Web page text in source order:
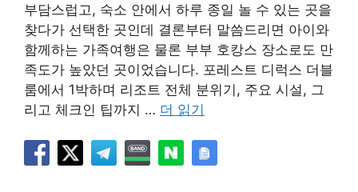
부담스럽고, 숙소 안에서 하루 종일 놀 수 있는 곳을
찾다가 선택한 곳인데 결론부터 말씀드리면 아이와
함께하는 가족여행은 물론 부부 호캉스 장소로도 만
족도가 높았던 곳이었습니다. 포레스트 디럭스 더블
룸에서 1박하며 리조트 전체 분위기, 주요 시설, 그
리고 체크인 팁까지 … 더 읽기